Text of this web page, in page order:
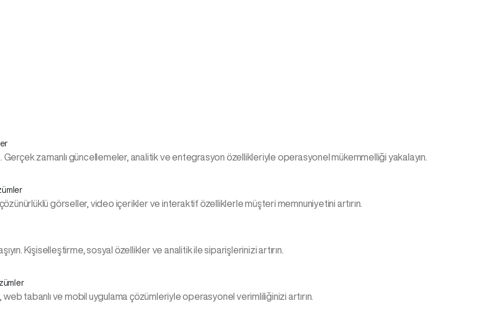
Gerçek zamanlı güncellemeler, analitik ve entegrasyon özellikleriyle operasyonel mükemmelliği yakalayın.
görseller, video içerikler ve interaktif özelliklerle müşteri memnuniyetini artırın.
Kişiselleştirme, sosyal özellikler ve analitik ile siparişlerinizi artırın.
tabanlı ve mobil uygulama çözümleriyle operasyonel verimliliğinizi artırın.